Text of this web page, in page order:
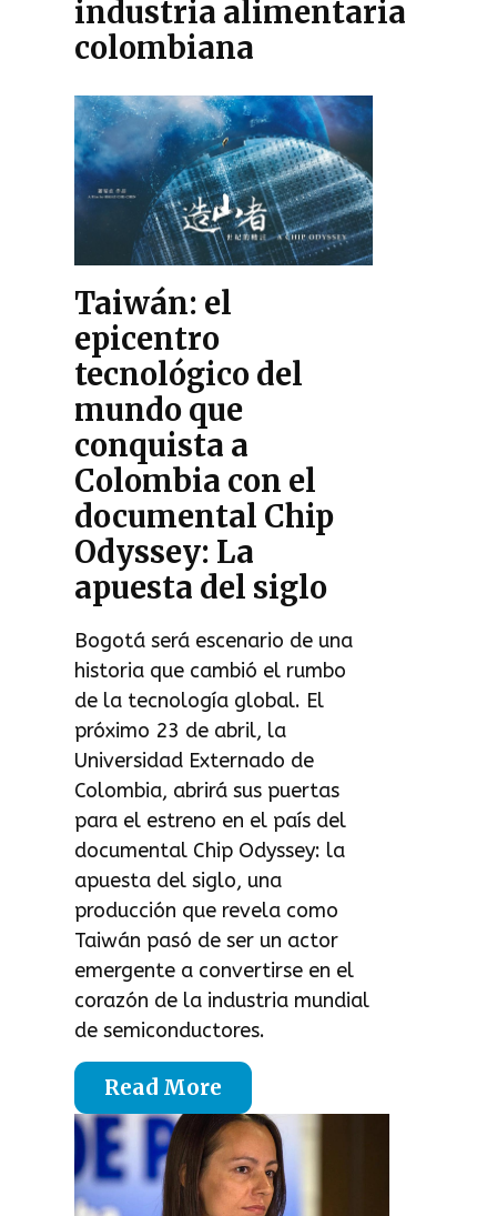
industria alimentaria
colombiana
Taiwán: el
epicentro
tecnológico del
mundo que
conquista a
Colombia con el
documental Chip
Odyssey: La
apuesta del siglo
Bogotá será escenario de una
historia que cambió el rumbo
de la tecnología global. El
próximo 23 de abril, la
Universidad Externado de
Colombia, abrirá sus puertas
para el estreno en el país del
documental Chip Odyssey: la
apuesta del siglo, una
producción que revela como
Taiwán pasó de ser un actor
emergente a convertirse en el
corazón de la industria mundial
de semiconductores.
Read More